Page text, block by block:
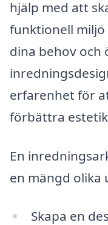
hjälp med att
funktionell miljö
dina behov och
erfarenhet för
förbättra
En
en mängd olika
Skapa en